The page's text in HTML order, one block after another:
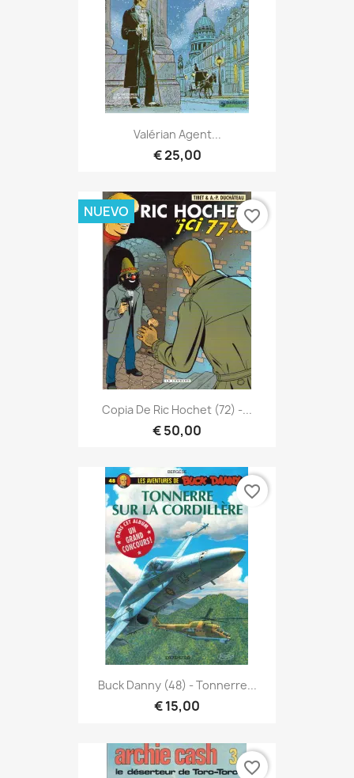
Valérian Agent...
€ 25,00
Copia De Ric Hochet (72) -...
€ 50,00
NUEVO favorite_border
Buck Danny (48) - Tonnerre...
€ 15,00
favorite_border
favorite_border